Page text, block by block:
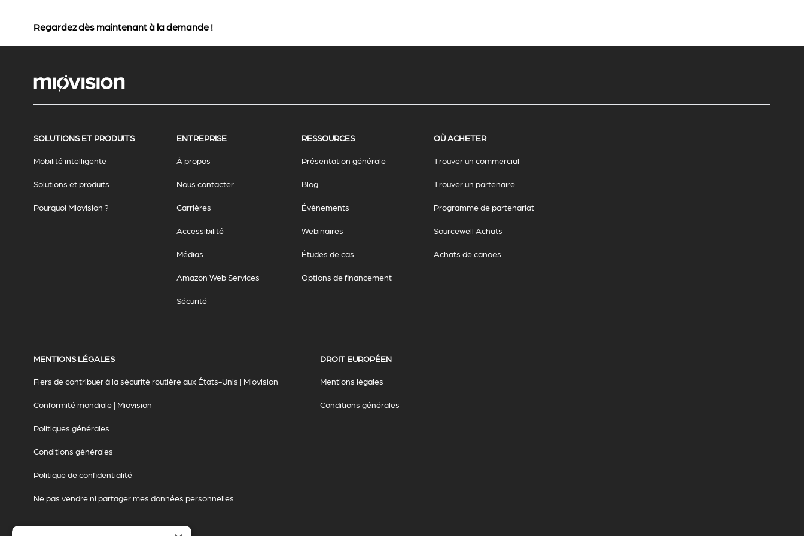
Regardez dès maintenant à la demande !
SOLUTIONS ET PRODUITS
Mobilité intelligente
Solutions et produits
Pourquoi Miovision ?
ENTREPRISE
À propos
Nous contacter
Carrières
Accessibilité
Médias
Amazon Web Services
Sécurité
RESSOURCES
Présentation générale
Blog
Événements
Webinaires
Études de cas
Options de financement
OÙ ACHETER
Trouver un commercial
Trouver un partenaire
Programme de partenariat
Sourcewell Achats
Achats de canoës
MENTIONS LÉGALES
Fiers de contribuer à la sécurité routière aux États-Unis | Miovision
Conformité mondiale | Miovision
Politiques générales
Conditions générales
Politique de confidentialité
Ne pas vendre ni partager mes données personnelles
DROIT EUROPÉEN
Mentions légales
Conditions générales